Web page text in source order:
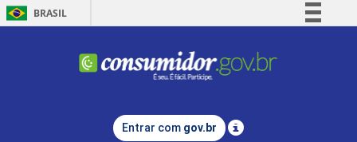
BRASIL
Comunica BR
Legislação
Entrar com gov.br